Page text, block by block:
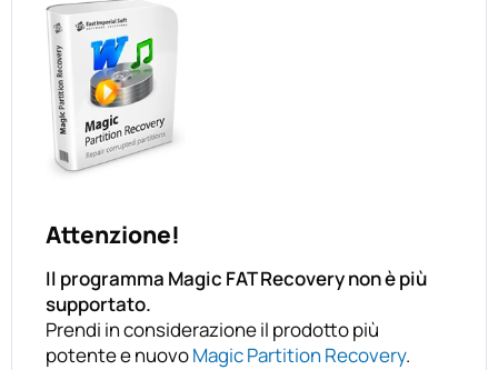
Attenzione!
Il programma Magic FAT Recovery non è più
supportato.
Prendi in considerazione il prodotto più
potente e nuovoMagic Partition Recovery.